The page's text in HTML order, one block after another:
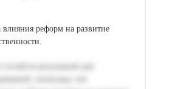
реформ на развитие